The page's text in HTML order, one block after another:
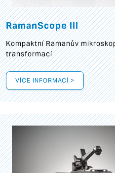
RamanScope III
Kompaktní Ramanův
transformací
VÍCE INFORMACÍ >